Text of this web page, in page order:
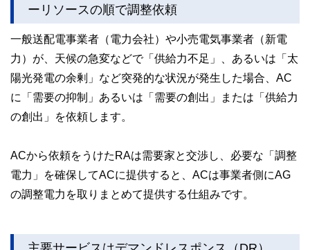
ーリソースの順で調整依頼
一般送配電事業者（電力会社）や小売電気事業者（新電
力）が、天候の急変などで「供給力不足」、あるいは「太
陽光発電の余剰」など突発的な状況が発生した場合、AC
に「需要の抑制」あるいは「需要の創出」または「供給力
の創出」を依頼します。
ACから依頼をうけたRAは需要家と交渉し、必要な「調整
電力」を確保してACに提供すると、ACは事業者側にAG
の調整電力を取りまとめて提供する仕組みです。